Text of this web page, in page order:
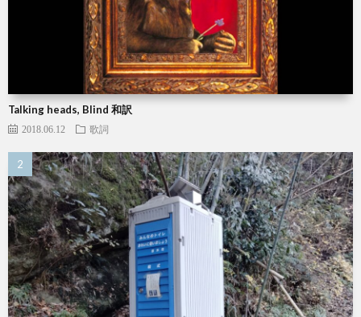
Talking heads, Blind 和訳
2018.06.12 歌詞